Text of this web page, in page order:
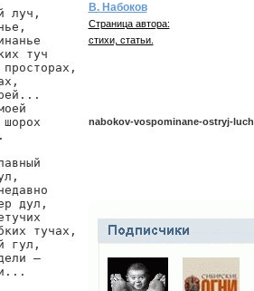
луч,
туч
дул,
тучах,
гул,
—
В. Набоков
Страница автора:
стихи, статьи.
nabokov-vospominane-ostryj-luch